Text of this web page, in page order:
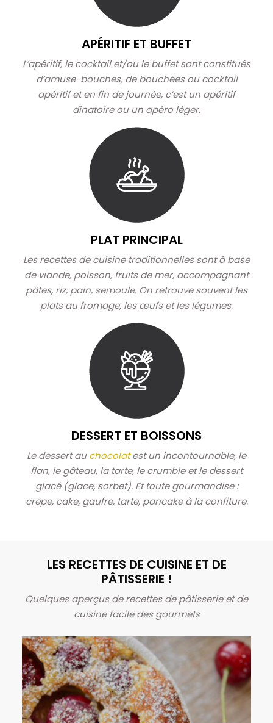
APÉRITIF ET BUFFET
L’apéritif, le cocktail et/ou le buffet sont constitués
d’amuse-bouches, de bouchées ou cocktail
apéritif et en fin de journée, c’est un apéritif
dînatoire ou un apéro léger.
PLAT PRINCIPAL
Les recettes de cuisine traditionnelles sont à base
de viande, poisson, fruits de mer, accompagnant
pâtes, riz, pain, semoule. On retrouve souvent les
plats au fromage, les œufs et les légumes.
DESSERT ET BOISSONS
Le dessert auchocolatest un incontournable, le
flan, le gâteau, la tarte, le crumble et le dessert
glacé (glace, sorbet). Et toute gourmandise :
crêpe, cake, gaufre, tarte, pancake à la confiture.
LES RECETTES DE CUISINE ET DE
PÂTISSERIE !
Quelques aperçus de recettes de pâtisserie et de
cuisine facile des gourmets